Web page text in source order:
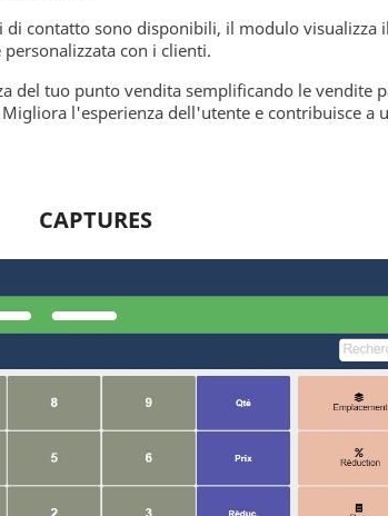
contatto sono disponibili, il modulo
con i clienti.
tuo punto vendita semplificando le vendite
l'esperienza dell'utente e contribuisce a
CAPTURES